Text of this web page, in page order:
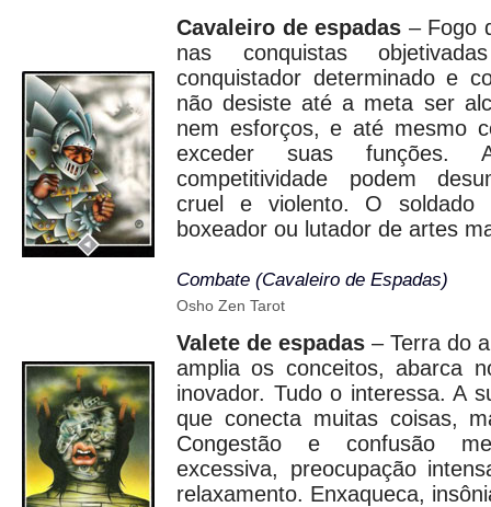
Cavaleiro de espadas – Fogo
nas conquistas
conquistador determinado e
não desiste até a meta ser
nem esforços, e até mesmo
exceder suas
competitividade podem
cruel e violento. O
boxeador ou lutador de artes
Combate (Cavaleiro de Espadas)
Osho Zen Tarot
Valete de espadas – Terra do
amplia os conceitos, abarca
inovador. Tudo o interessa. A
que conecta muitas coisas,
Congestão e confusão
excessiva, preocupação
relaxamento. Enxaqueca,